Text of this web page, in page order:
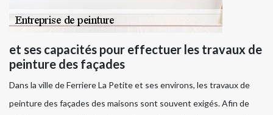
et ses capacités pour effectuer les travaux de
peinture des façades
Dans la ville de Ferriere La Petite et ses environs, les travaux de
peinture des façades des maisons sont souvent exigés. Afin de